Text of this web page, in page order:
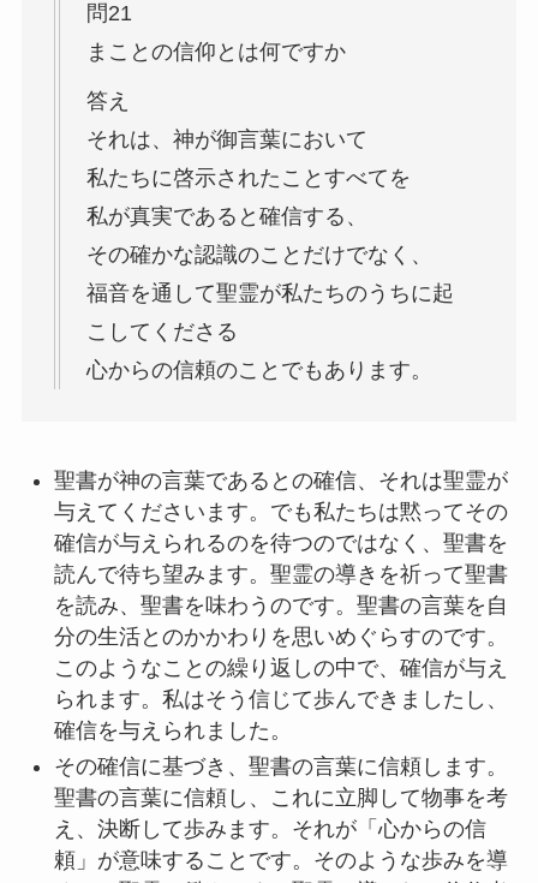
問21
まことの信仰とは何ですか
答え
それは、神が御言葉において
私たちに啓示されたことすべてを
私が真実であると確信する、
その確かな認識のことだけでなく、
福音を通して聖霊が私たちのうちに起
こしてくださる
心からの信頼のことでもあります。
聖書が神の言葉であるとの確信、それは聖霊が
与えてくださいます。でも私たちは黙ってその
確信が与えられるのを待つのではなく、聖書を
読んで待ち望みます。聖霊の導きを祈って聖書
を読み、聖書を味わうのです。聖書の言葉を自
分の生活とのかかわりを思いめぐらすのです。
このようなことの繰り返しの中で、確信が与え
られます。私はそう信じて歩んできましたし、
確信を与えられました。
その確信に基づき、聖書の言葉に信頼します。
聖書の言葉に信頼し、これに立脚して物事を考
え、決断して歩みます。それが「心からの信
頼」が意味することです。そのような歩みを導